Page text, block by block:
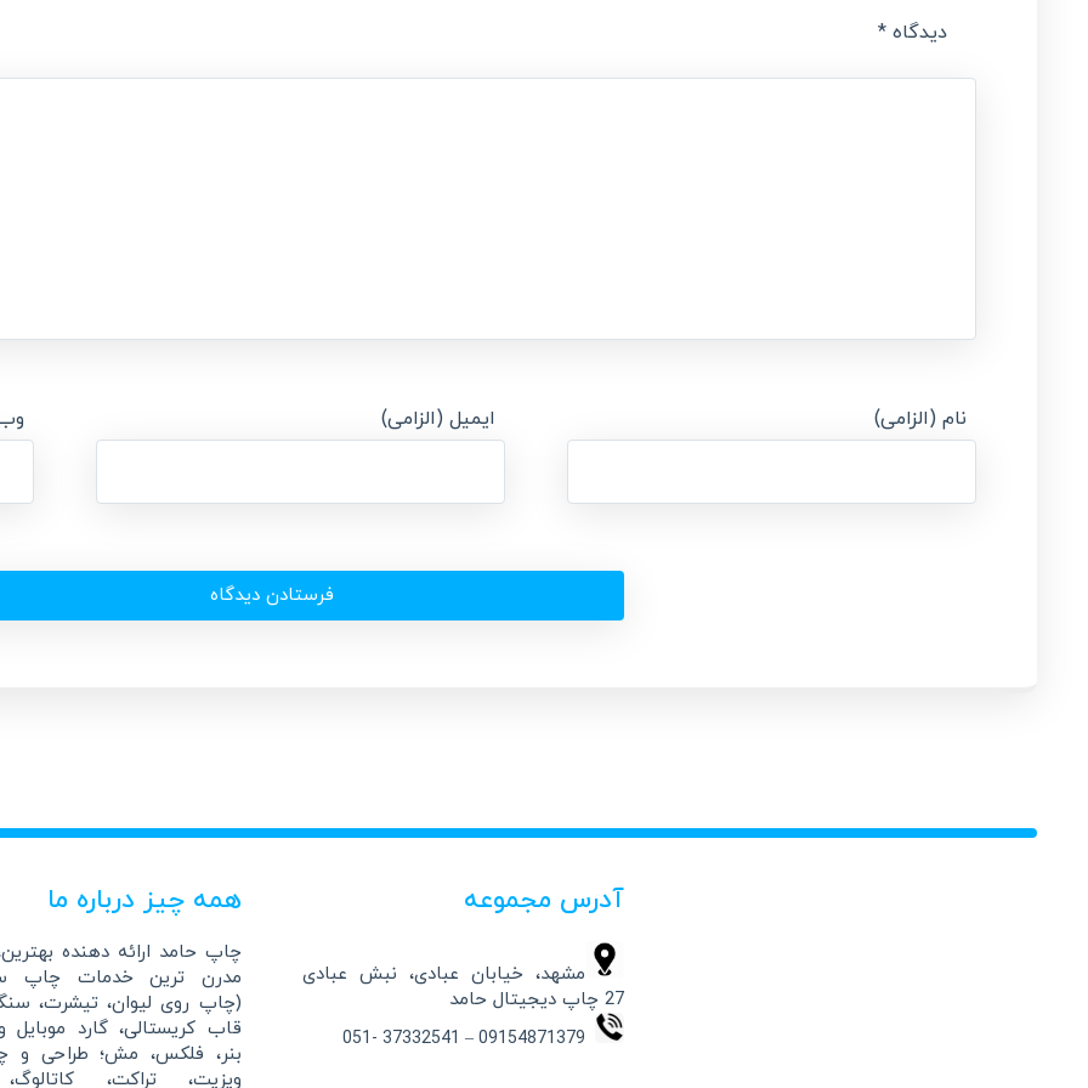
دیدگاه *
نام (الزامی) ایمیل (الزامی)
آدرس مجموعه
مشهد، خیابان عبادی، نبش عبادی
27 چاپ دیجیتال حامد
همه چیز درباره ما
چاپ حامد ارائه دهنده
مدرن ترین خدمات چاپ
(چاپ روی لیوان، تیشرت،
قاب کریستالی، گارد
بنر، فلکس، مش؛ طراحی و
ویزیت، تراکت،